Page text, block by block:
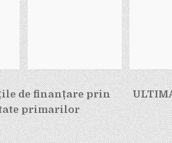
de finanțare prin
primarilor